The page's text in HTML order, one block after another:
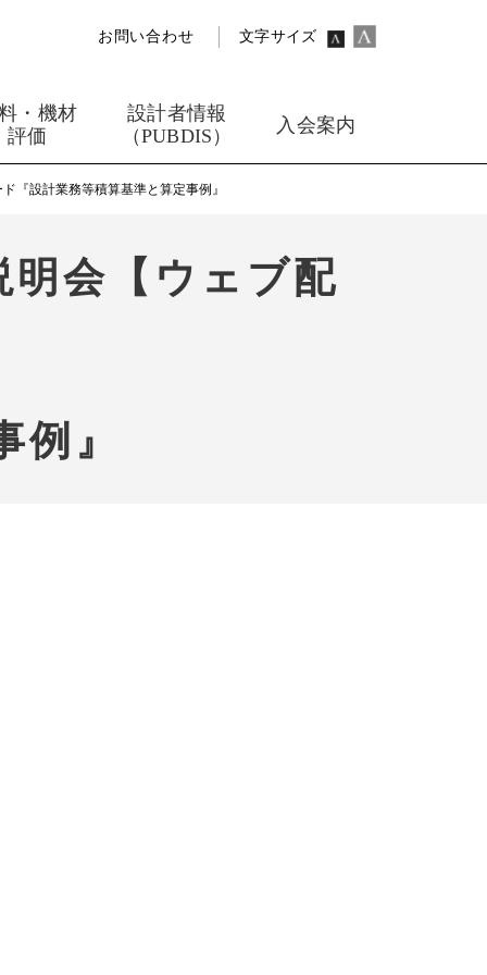
お問い合わせ 文字サイズ
・機材
評価
設計者情報
（PUBDIS）
入会案内
『設計業務等積算基準と算定事例』
明会【ウェブ配
例』